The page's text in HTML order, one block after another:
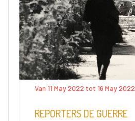
Van 11 May 2022 tot 16 May 2022
REPORTERS DE GUERRE